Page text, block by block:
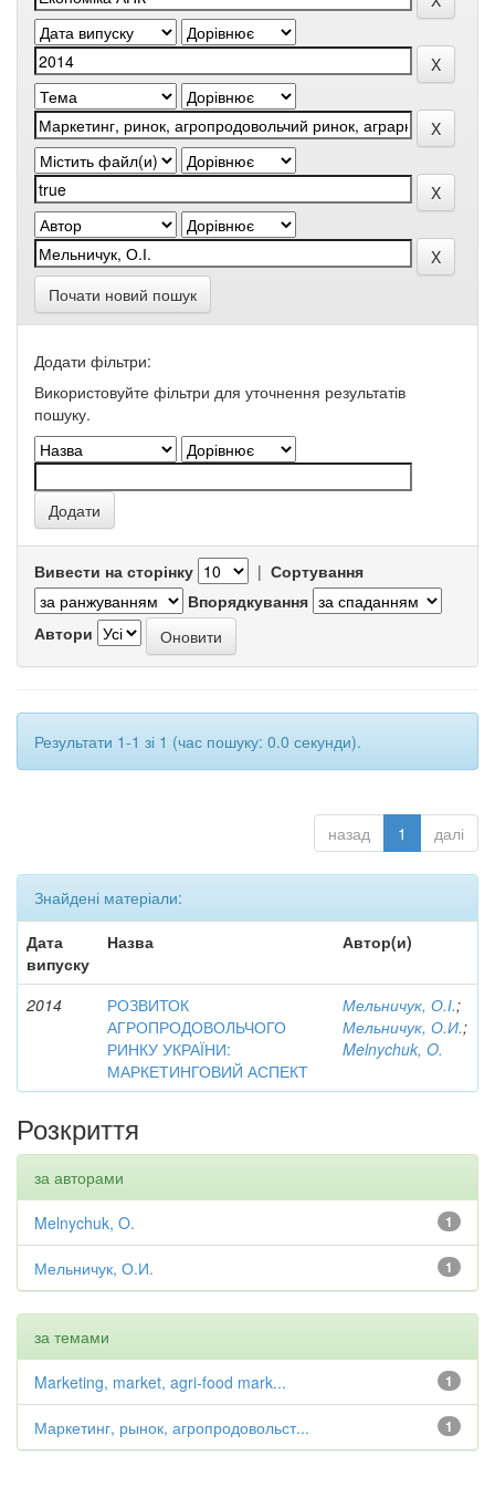
Почати новий пошук
Додати фільтри:
Використовуйте фільтри для уточнення результатів
пошуку.
Вивести на сторінку | Сортування
Впорядкування
Автори
Результати 1-1 зі 1 (час пошуку: 0.0 секунди).
назад 1 далі
Знайдені матеріали:
Дата
випуску
Назва Автор(и)
2014
РОЗВИТОК
АГРОПРОДОВОЛЬЧОГО
РИНКУ УКРАЇНИ:
МАРКЕТИНГОВИЙ АСПЕКТ
Мельничук, О.І.;
Мельничук, О.И.;
Melnychuk, O.
Розкриття
за авторами
1
Melnychuk, O.
1
Мельничук, О.И.
за темами
1
Marketing, market, agri-food mark...
1
Маркетинг, рынок, агропродовольст...